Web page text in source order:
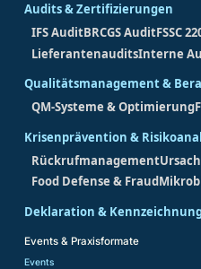
Audits & Zertifizierungen
IFS AuditBRCGS AuditFSSC
LieferantenauditsInterne
Qualitätsmanagement &
QM-Systeme & Optimierung
Krisenprävention &
Rückrufmanagement
Food Defense & Fraud
Deklaration &
Events & Praxisformate
Events